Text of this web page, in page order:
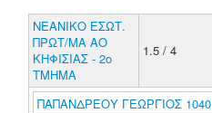
ΝΕΑΝΙΚΟ ΕΣΩΤ.
ΠΡΩΤ/ΜΑ ΑΟ
ΚΗΦΙΣΙΑΣ - 2ο
ΤΜΗΜΑ
1.5 / 4
ΠΑΠΑΝΔΡΕΟΥ ΓΕΩΡΓΙΟΣ 1040